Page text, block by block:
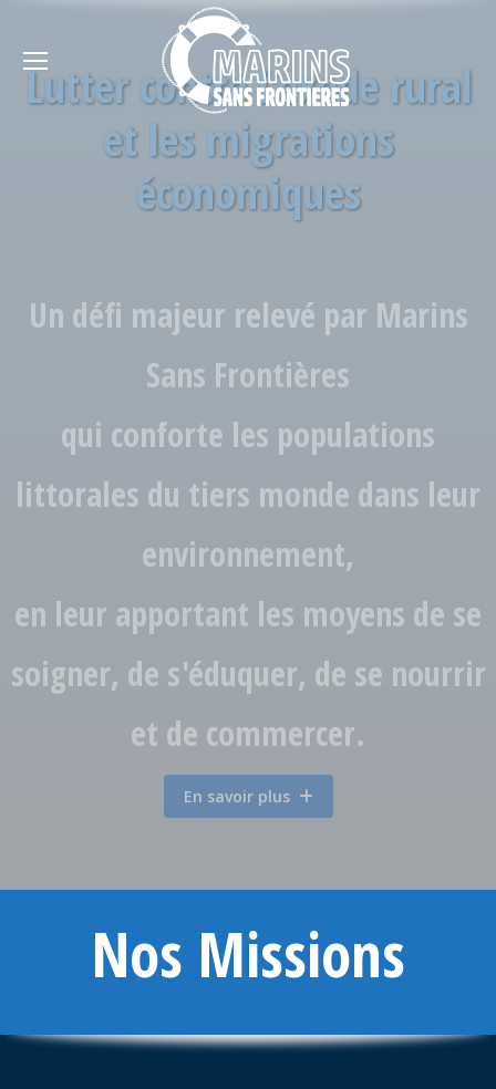
Lutter contre l'exode rural
et les migrations
économiques
Un défi majeur relevé par Marins
Sans Frontières
qui conforte les populations
littorales du tiers monde dans leur
environnement,
en leur apportant les moyens de se
soigner, de s'éduquer, de se nourrir
et de commercer.
En savoir plus
Nos Missions